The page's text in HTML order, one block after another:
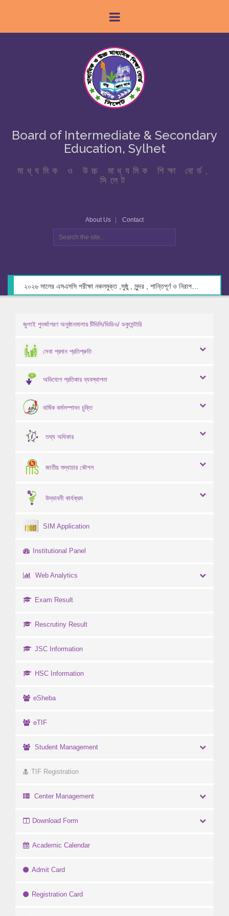
Board of Intermediate & Secondary
Education, Sylhet
মাধ্যমিক ও উচ্চ মাধ্যমিক শিক্ষা বোর্ড,
সিলেট
About Us Contact
জুলাই পুনর্জাগরণ অনুষ্ঠানমালার টিভিসি/ভিডিও/ ডকুমেন্টারি
সেবা প্রদান প্রতিশ্রুতি
অভিযোগ প্রতিকার ব্যবস্থাপনা
বার্ষিক কর্মসম্পাদন চুক্তি
তথ্য অধিকার
জাতীয় শুদ্ধাচার কৌশল
উদ্ভাবনী কার্যক্রম
SIM Application
Institutional Panel
Web Analytics
Exam Result
Rescrutiny Result
JSC Information
HSC Information
eSheba
eTIF
Student Management
TIF Registration
Center Management
Download Form
Academic Calendar
Admit Card
Registration Card